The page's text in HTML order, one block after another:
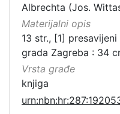
Albrechta (Jos.
Materijalni opis
13 str., [1]
grada Zagreba : 34
Vrsta građe
knjiga